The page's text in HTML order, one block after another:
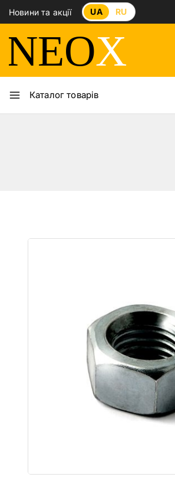
Новини та акції UA RU
Каталог товарів